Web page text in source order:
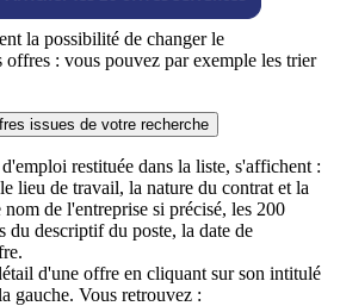
la possibilité de changer le
offres : vous pouvez par exemple les trier
issues de votre recherche
restituée dans la liste, s'affichent :
lieu de travail, la nature du contrat et la
de l'entreprise si précisé, les 200
du descriptif du poste, la date de
d'une offre en cliquant sur son intitulé
gauche. Vous retrouvez :